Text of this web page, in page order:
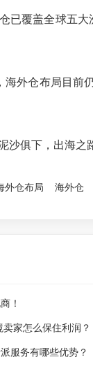
已覆盖全球五
海外仓布局目
沙俱下，出海
外仓布局 海外仓
！
家怎么保住利润？
服务有哪些优势？